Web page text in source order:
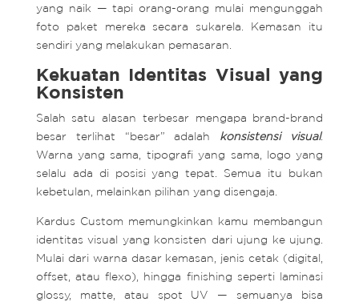
yang naik — tapi orang-orang mulai mengunggah
foto paket mereka secara sukarela. Kemasan itu
sendiri yang melakukan pemasaran.
Kekuatan Identitas Visual yang
Konsisten
Salah satu alasan terbesar mengapa brand-brand
besar terlihat “besar” adalah konsistensi visual.
Warna yang sama, tipografi yang sama, logo yang
selalu ada di posisi yang tepat. Semua itu bukan
kebetulan, melainkan pilihan yang disengaja.
Kardus Custom memungkinkan kamu membangun
identitas visual yang konsisten dari ujung ke ujung.
Mulai dari warna dasar kemasan, jenis cetak (digital,
offset, atau flexo), hingga finishing seperti laminasi
glossy, matte, atau spot UV — semuanya bisa